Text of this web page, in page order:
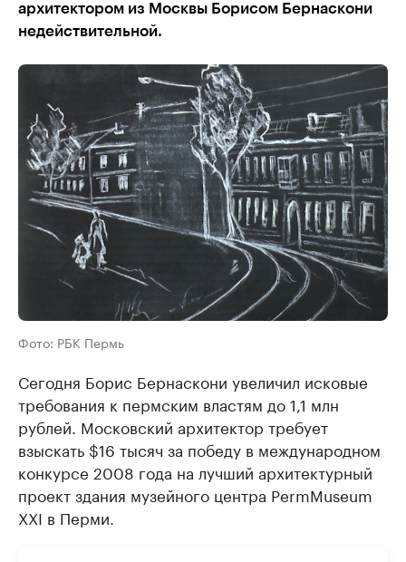
архитектором из Москвы Борисом Бернаскони
недействительной.
Фото: РБК Пермь
Сегодня Борис Бернаскони увеличил исковые
требования к пермским властям до 1,1 млн
рублей. Московский архитектор требует
взыскать $16 тысяч за победу в международном
конкурсе 2008 года на лучший архитектурный
проект здания музейного центра PermMuseum
XXI в Перми.